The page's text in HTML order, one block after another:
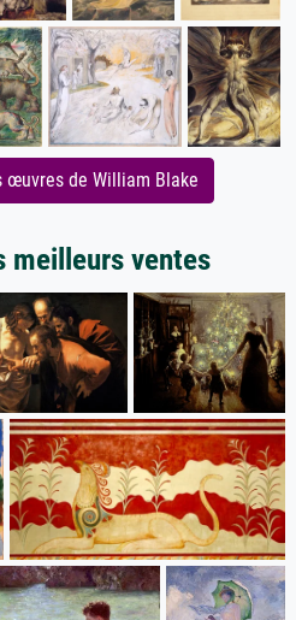
œuvres de William Blake
meilleurs ventes